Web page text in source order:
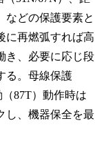
などの保護要素と
に再燃弧すれば高
き、必要に応じ段
る。母線保護
（87T）動作時は
し、機器保全を最